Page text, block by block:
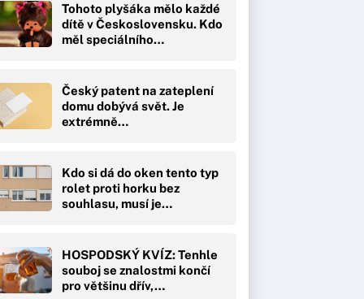
Tohoto plyšáka mělo každé
dítě v Československu. Kdo
měl speciálního…
Český patent na zateplení
domu dobývá svět. Je
extrémně…
Kdo si dá do oken tento typ
rolet proti horku bez
souhlasu, musí je…
HOSPODSKÝ KVÍZ: Tenhle
souboj se znalostmi končí
pro většinu dřív,…